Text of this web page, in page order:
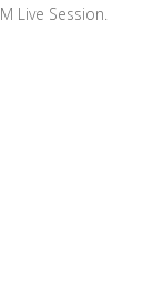
Live Session.